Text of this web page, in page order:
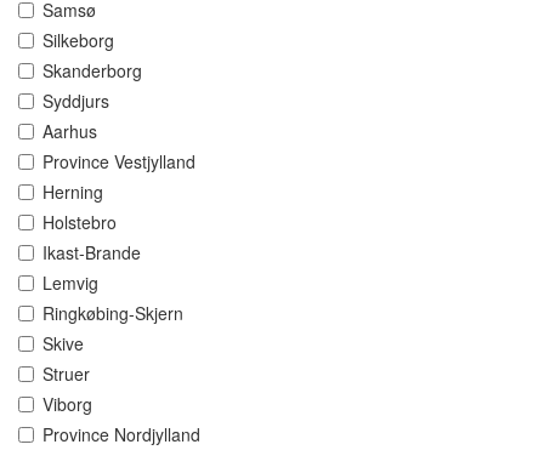
Samsø
Silkeborg
Skanderborg
Syddjurs
Aarhus
Province Vestjylland
Herning
Holstebro
Ikast-Brande
Lemvig
Ringkøbing-Skjern
Skive
Struer
Viborg
Province Nordjylland